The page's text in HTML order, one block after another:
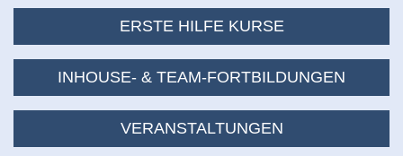
ERSTE HILFE KURSE
INHOUSE- & TEAM-FORTBILDUNGEN
VERANSTALTUNGEN